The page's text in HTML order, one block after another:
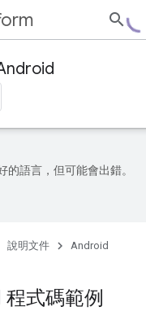
的語言，但可能會出錯。
說明文件
Android
式碼範例